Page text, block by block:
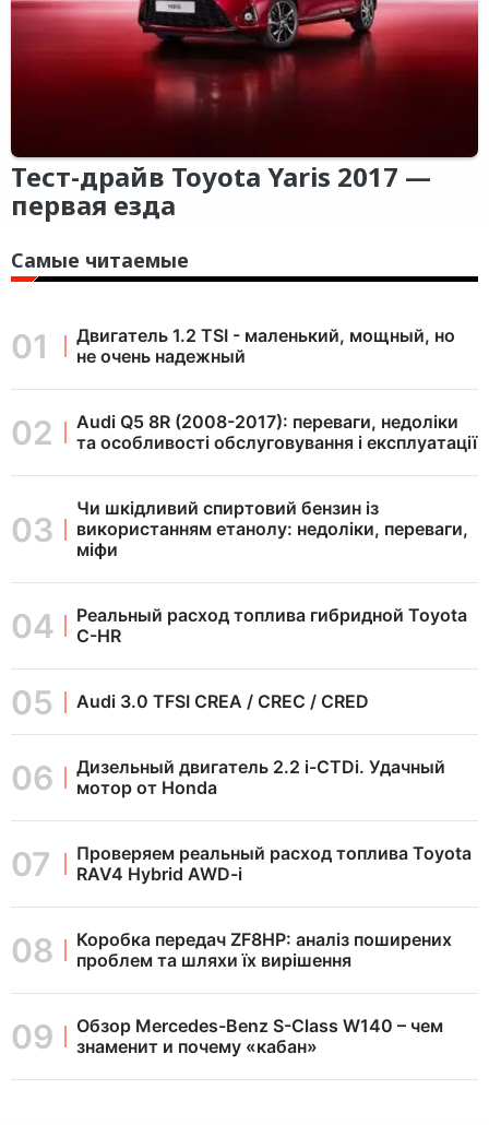
Тест-драйв Toyota Yaris 2017 —
первая езда
Самые читаемые
Двигатель 1.2 TSI - маленький, мощный, но
не очень надежный
Audi Q5 8R (2008-2017): переваги, недоліки
та особливості обслуговування і експлуатації
Чи шкідливий спиртовий бензин із
використанням етанолу: недоліки, переваги,
міфи
Реальный расход топлива гибридной Toyota
C-HR
Audi 3.0 TFSI CREA / CREC / CRED
Дизельный двигатель 2.2 i-CTDi. Удачный
мотор от Honda
Проверяем реальный расход топлива Toyota
RAV4 Hybrid AWD-i
Коробка передач ZF8HP: аналіз поширених
проблем та шляхи їх вирішення
Обзор Mercedes-Benz S-Class W140 – чем
знаменит и почему «кабан»